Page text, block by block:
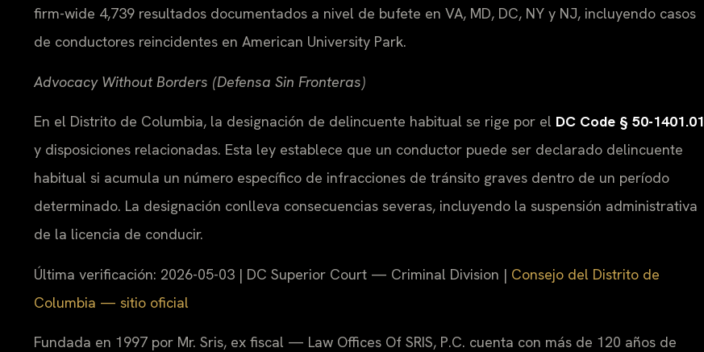
firm-wide 4,739 resultados documentados a nivel de bufete en VA, MD, DC, NY y NJ, incluyendo casos
de conductores reincidentes en American University Park.
Advocacy Without Borders (Defensa Sin Fronteras)
En el Distrito de Columbia, la designación de delincuente habitual se rige por el DC Code § 50-1401.01
y disposiciones relacionadas. Esta ley establece que un conductor puede ser declarado delincuente
habitual si acumula un número específico de infracciones de tránsito graves dentro de un período
determinado. La designación conlleva consecuencias severas, incluyendo la suspensión administrativa
de la licencia de conducir.
Última verificación: 2026-05-03 | DC Superior Court — Criminal Division | Consejo del Distrito de
Columbia — sitio oficial
Fundada en 1997 por Mr. Sris, ex fiscal — Law Offices Of SRIS, P.C. cuenta con más de 120 años de